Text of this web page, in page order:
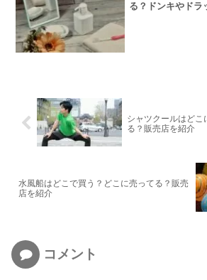
る？ドンキやドラ
シャツクールはどこ
る？販売店を紹介
水風船はどこで買う？どこに売ってる？販売
店を紹介
コメント